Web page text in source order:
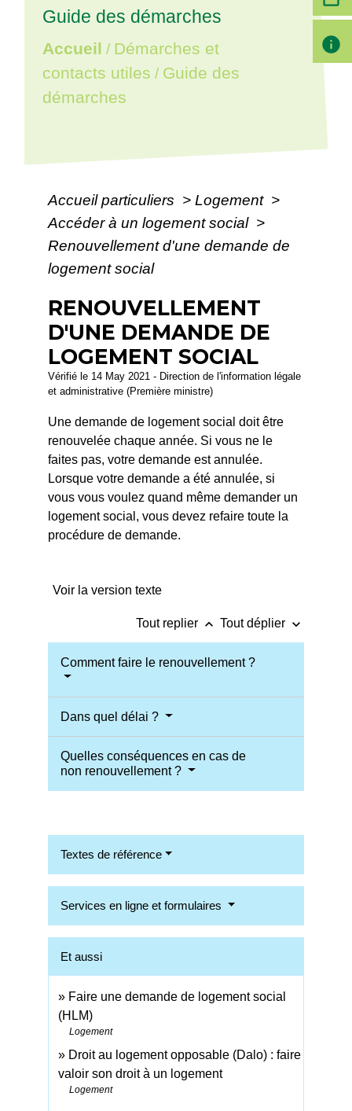
Guide des démarches
Accueil / Démarches et
contacts utiles / Guide des
démarches
Accueil particuliers > Logement >
Accéder à un logement social >
Renouvellement d'une demande de
logement social
RENOUVELLEMENT
D'UNE DEMANDE DE
LOGEMENT SOCIAL
Vérifié le 14 May 2021 - Direction de l'information légale
et administrative (Première ministre)
Une demande de logement social doit être
renouvelée chaque année. Si vous ne le
faites pas, votre demande est annulée.
Lorsque votre demande a été annulée, si
vous vous voulez quand même demander un
logement social, vous devez refaire toute la
procédure de demande.
Voir la version texte
Tout replier keyboard_arrow_up Tout déplier keyboard_arrow_down
Comment faire le renouvellement ?
Dans quel délai ?
Quelles conséquences en cas de
non renouvellement ?
Textes de référence
Services en ligne et formulaires
Et aussi
Faire une demande de logement social
(HLM)
Logement
Droit au logement opposable (Dalo) : faire
valoir son droit à un logement
Logement
info